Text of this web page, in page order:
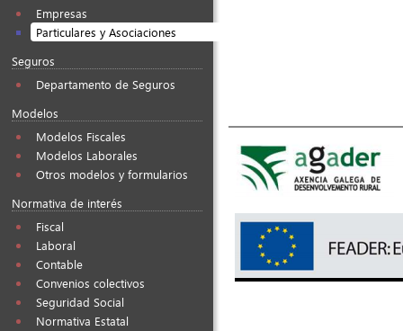
Empresas
Particulares y Asociaciones
Seguros
Departamento de Seguros
Modelos
Modelos Fiscales
Modelos Laborales
Otros modelos y formularios
Normativa de interés
Fiscal
Laboral
Contable
Convenios colectivos
Seguridad Social
Normativa Estatal